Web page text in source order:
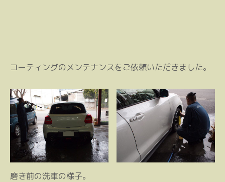
コーティングのメンテナンスをご依頼いただきました。
磨き前の洗車の様子。